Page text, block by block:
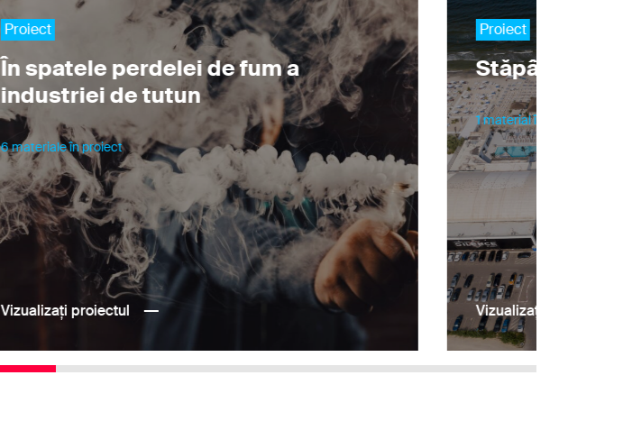
Proiect
În spatele perdelei de fum a
industriei de tutun
6 materiale în proiect
Vizualizați proiectul
Proiect
Stăpânii
1 material în proiect
Vizualizați proiectul